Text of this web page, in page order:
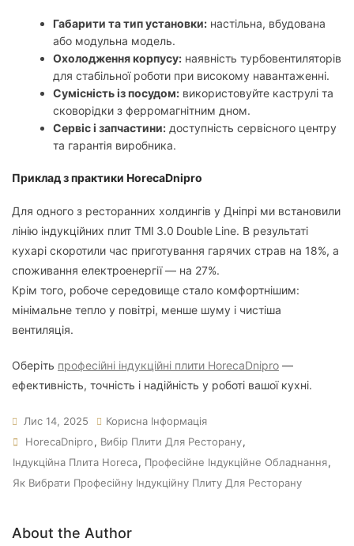
Габарити та тип установки: настільна, вбудована
або модульна модель.
Охолодження корпусу: наявність турбовентиляторів
для стабільної роботи при високому навантаженні.
Сумісність із посудом: використовуйте каструлі та
сковорідки з ферромагнітним дном.
Сервіс і запчастини: доступність сервісного центру
та гарантія виробника.
Приклад з практики HorecaDnipro
Для одного з ресторанних холдингів у Дніпрі ми встановили
лінію індукційних плит TMI 3.0 Double Line. В результаті
кухарі скоротили час приготування гарячих страв на 18%, а
споживання електроенергії — на 27%.
Крім того, робоче середовище стало комфортнішим:
мінімальне тепло у повітрі, менше шуму і чистіша
вентиляція.
Оберіть професійні індукційні плити HorecaDnipro —
ефективність, точність і надійність у роботі вашої кухні.
Лис 14, 2025
Корисна Інформація
Позначки
HorecaDnipro, Вибір Плити Для Ресторану,
Індукційна Плита Horeca, Професійне Індукційне Обладнання,
Як Вибрати Професійну Індукційну Плиту Для Ресторану
About the Author